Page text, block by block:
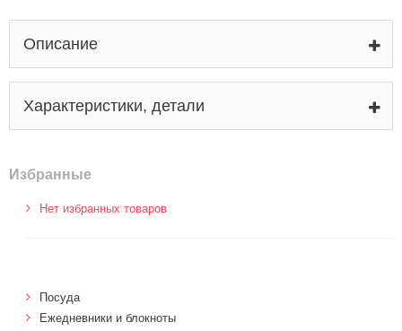
Описание
Характеристики, детали
Избранные
Нет избранных товаров
Посуда
Ежедневники и блокноты